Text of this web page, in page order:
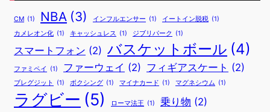
CM (1) NBA (3) インフルエンサー (1) イートイン脱税 (1)
カメレオン化 (1) キャッシュレス (1) ジブリパーク (1)
スマートフォン (2) バスケットボール (4)
ファミペイ (1) ファーウェイ (2) フィギアスケート (2)
ブレグジット (1) ボクシング (1) マイナカード (1) マグネシウム (1)
ラグビー (5) ローマ法王 (1) 乗り物 (2)